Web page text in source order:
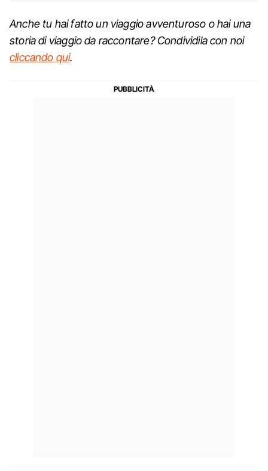
Anche tu hai fatto un viaggio avventuroso o hai una
storia di viaggio da raccontare? Condividila con noi
cliccando qui.